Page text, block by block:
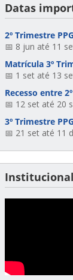
Datas
2º Trimestre
📅 8 jun até 11
Matrícula 3º
📅 1 set até 13
Recesso entre
📅 12 set até 20
3º Trimestre
📅 21 set até 11
Institucional